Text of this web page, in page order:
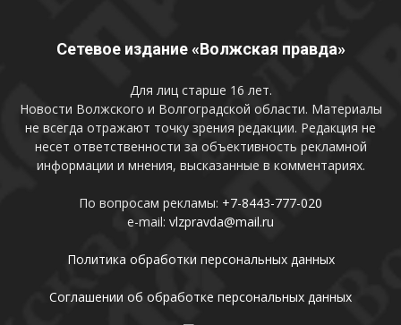
Сетевое издание «Волжская правда»
Для лиц старше 16 лет.
Новости Волжского и Волгоградской области. Материалы
не всегда отражают точку зрения редакции. Редакция не
несет ответственности за объективность рекламной
информации и мнения, высказанные в комментариях.
По вопросам рекламы: +7-8443-777-020
e-mail: vlzpravda@mail.ru
Политика обработки персональных данных
Соглашении об обработке персональных данных